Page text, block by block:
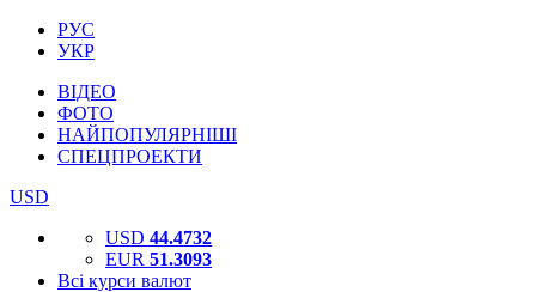
РУС
УКР
ВІДЕО
ФОТО
НАЙПОПУЛЯРНІШІ
СПЕЦПРОЕКТИ
USD
USD 44.4732
EUR 51.3093
Всі курси валют